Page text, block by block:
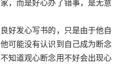
，而是好心办了错事，是无意
好发心写书的，只是由于他自
可能没有认识到自己成为断念
知道观心断念用不好会出现心